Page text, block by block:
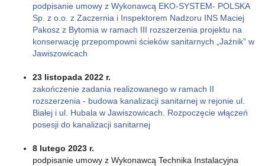
podpisanie umowy z Wykonawcą EKO-SYSTEM- POLSKA
Sp. z o.o. z Zaczernia i Inspektorem Nadzoru INS Maciej
Pakosz z Bytomia w ramach III rozszerzenia projektu na
konserwację przepompowni ścieków sanitarnych „Jaźnik” w
Jawiszowicach
23 listopada 2022 r.
zakończenie zadania realizowanego w ramach II
rozszerzenia - budowa kanalizacji sanitarnej w rejonie ul.
Białej i ul. Hubala w Jawiszowicach. Rozpoczęcie włączeń
posesji do kanalizacji sanitarnej
8 lutego 2023 r.
podpisanie umowy z Wykonawcą Technika Instalacyjna